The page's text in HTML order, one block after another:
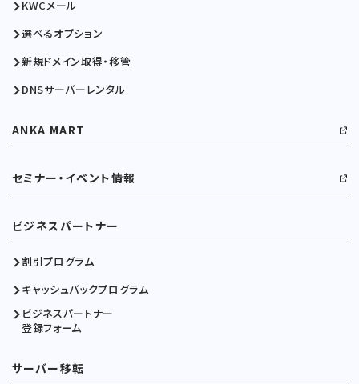
KWCメール
選べるオプション
新規ドメイン取得・移管
DNSサーバーレンタル
ANKA MART
セミナー・イベント情報
ビジネスパートナー
割引プログラム
キャッシュバックプログラム
ビジネスパートナー
登録フォーム
サーバー移転